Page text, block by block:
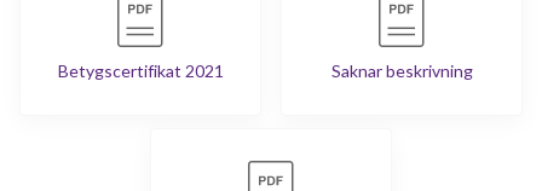
Betygscertifikat 2021 Saknar beskrivning